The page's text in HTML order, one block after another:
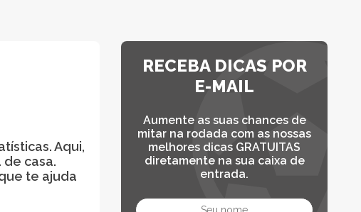
Aqui,
casa.
te ajuda
RECEBA DICAS POR
E-MAIL
Aumente as suas chances de
mitar na rodada com as nossas
melhores dicas GRATUITAS
diretamente na sua caixa de
entrada.